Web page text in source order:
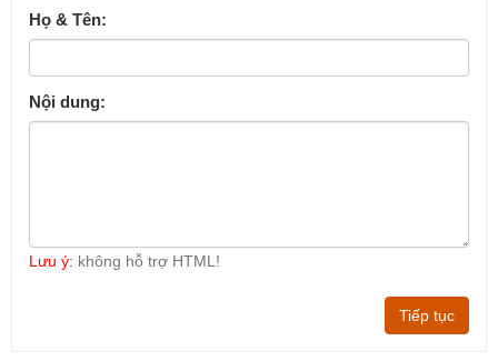
Họ & Tên:
Nội dung:
Lưu ý: không hỗ trợ HTML!
Tiếp tục